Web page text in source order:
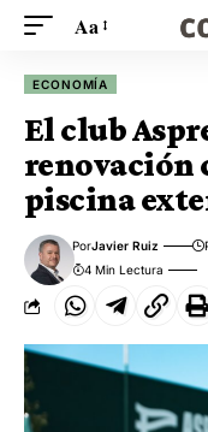
Aa
ECONOMÍA
El club
renovación
piscina
PorJavier Ruiz
4 Min Lectura